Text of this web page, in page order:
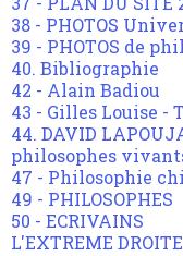
38 - PHOTOS
39 - PHOTOS de
40. Bibliographie
42 - Alain Badiou
43 - Gilles Louise -
44. DAVID
philosophes
47 - Philosophie
49 - PHILOSOPHES
50 - ECRIVAINS
L'EXTREME